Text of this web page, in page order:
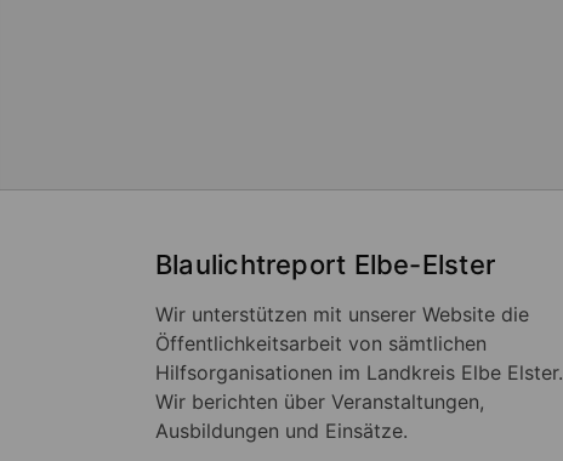
Blaulichtreport Elbe-Elster
Wir unterstützen mit unserer Website die
Öffentlichkeitsarbeit von sämtlichen
Hilfsorganisationen im Landkreis Elbe Elster.
Wir berichten über Veranstaltungen,
Ausbildungen und Einsätze.